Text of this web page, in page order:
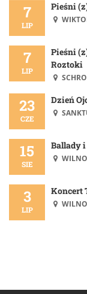
7
LIP
Pieśni
7
LIP
Pieśni
Roztoki
23
CZE
Dzień
15
SIE
Ballady
WILNO
3
LIP
Koncert
WILNO